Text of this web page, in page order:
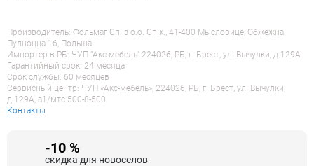
Производитель: Фольмаг Сп. з о.о. Сп.к., 41-400 Мысловице, Обжежна
Пулноцна 16, Польша
Импортер в РБ: ЧУП "Акс-мебель" 224026, РБ, г. Брест, ул. Вычулки, д.129А
Гарантийный срок: 24 месяца
Срок службы: 60 месяцев
Сервисный центр: ЧУП «Акс-мебель», 224026, РБ, г. Брест, ул. Вычулки,
д.129А, a1/мтс 500-8-500
Контакты
-10 %
скидка для новоселов